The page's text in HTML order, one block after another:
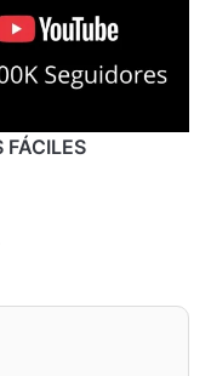
FÁCILES